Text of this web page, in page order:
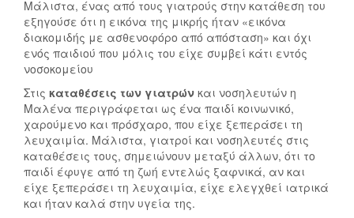
Μάλιστα, ένας από τους γιατρούς στην κατάθεση του
εξηγούσε ότι η εικόνα της μικρής ήταν «εικόνα
διακομιδής με ασθενοφόρο από απόσταση» και όχι
ενός παιδιού που μόλις του είχε συμβεί κάτι εντός
νοσοκομείου
Στις καταθέσεις των γιατρών και νοσηλευτών η
Μαλένα περιγράφεται ως ένα παιδί κοινωνικό,
χαρούμενο και πρόσχαρο, που είχε ξεπεράσει τη
λευχαιμία. Μάλιστα, γιατροί και νοσηλευτές στις
καταθέσεις τους, σημειώνουν μεταξύ άλλων, ότι το
παιδί έφυγε από τη ζωή εντελώς ξαφνικά, αν και
είχε ξεπεράσει τη λευχαιμία, είχε ελεγχθεί ιατρικά
και ήταν καλά στην υγεία της.